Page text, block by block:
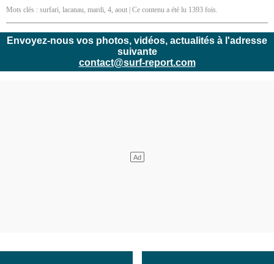
Mots clés : surfari, lacanau, mardi, 4, aout | Ce contenu a été lu 1393 fois.
Envoyez-nous vos photos, vidéos, actualités à l'adresse
suivante
contact@surf-report.com